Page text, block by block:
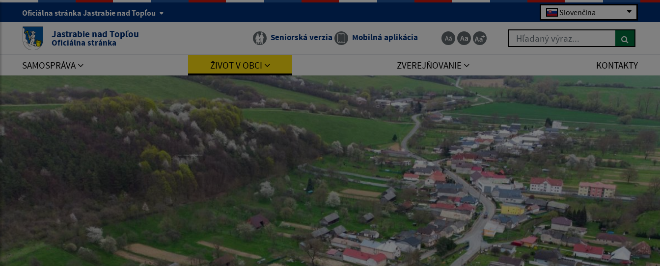
Oficiálna stránka Jastrabie nad Topľou Slovenčina
Jastrabie nad Topľou
Oficiálna stránka Seniorská verzia Mobilná aplikácia Hľadaný výraz...
SAMOSPRÁVA ŽIVOT V OBCI ZVEREJŇOVANIE KONTAKTY